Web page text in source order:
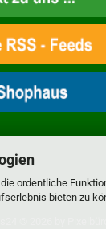
ordentliche
bieten zu